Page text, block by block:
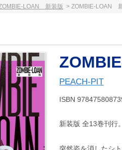
LOAN 新装版 ZOMBIE-LOAN
PEACH-PIT
ISBN
新装版 全13巻刊行
突然姿を消したシト